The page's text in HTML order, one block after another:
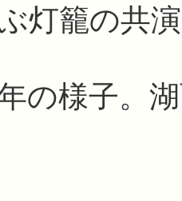
灯籠の共
年の様子。